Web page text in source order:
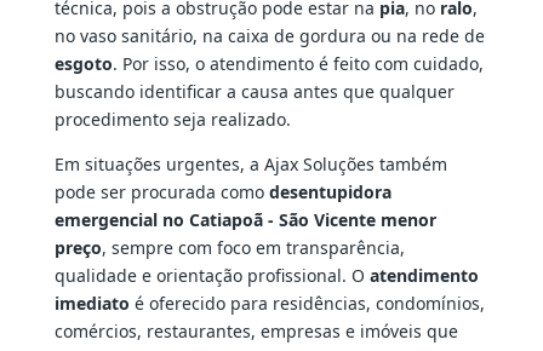
técnica, pois a obstrução pode estar na pia, no ralo,
no vaso sanitário, na caixa de gordura ou na rede de
esgoto. Por isso, o atendimento é feito com cuidado,
buscando identificar a causa antes que qualquer
procedimento seja realizado.
Em situações urgentes, a Ajax Soluções também
pode ser procurada como desentupidora
emergencial no Catiapoã - São Vicente menor
preço, sempre com foco em transparência,
qualidade e orientação profissional. O atendimento
imediato é oferecido para residências, condomínios,
comércios, restaurantes, empresas e imóveis que